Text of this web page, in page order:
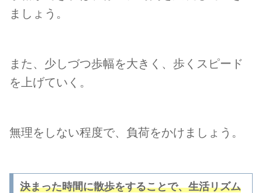
ましょう。
また、少しづつ歩幅を大きく、歩くスピード
を上げていく。
無理をしない程度で、 負荷をかけましょう。
決まった時間に散歩をすることで、生活リズム